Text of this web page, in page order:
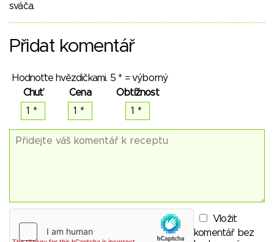
sváča.
Přidat komentář
Hodnoťte hvězdičkami. 5 * = výborný
Chuť
Cena Obtížnost
Vložit
komentář bez